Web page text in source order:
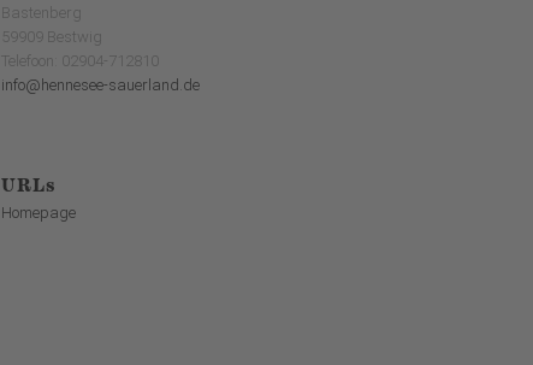
Bastenberg
59909 Bestwig
Telefoon: 02904-712810
info@hennesee-sauerland.de
URLs
Homepage